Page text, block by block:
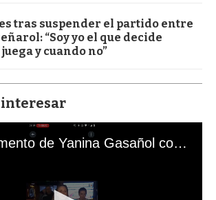
tras suspender el partido entre
“Soy yo el que decide
y cuando no”
interesar
El mal momento de Yanina Gasañol con un hincha argentino en "Subrayado"